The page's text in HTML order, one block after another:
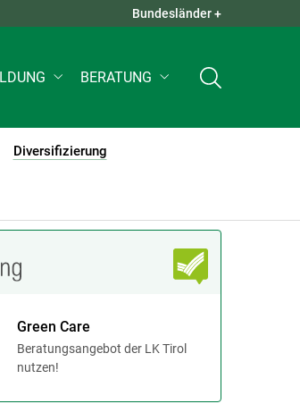
QUICK LINKS +
Bundesländer +
BERATUNG
Diversifizierung
(current)1
Green Care
Beratungsangebot der LK Tirol
nutzen!